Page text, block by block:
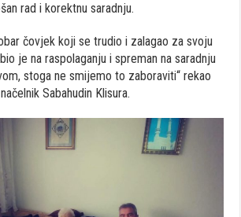
rad i korektnu saradnju.
čovjek koji se trudio i zalagao za svoju
je na raspolaganju i spreman na saradnju
stoga ne smijemo to zaboraviti“ rekao
Sabahudin Klisura.